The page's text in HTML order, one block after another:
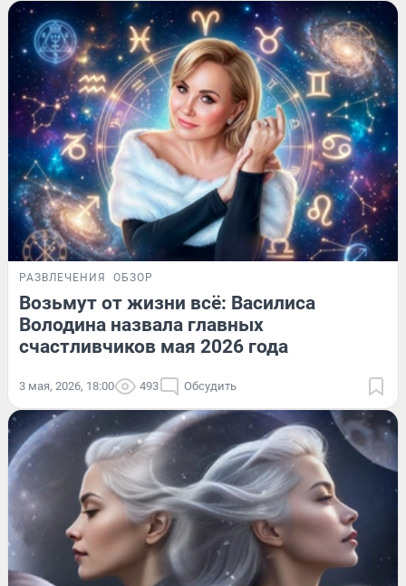
РАЗВЛЕЧЕНИЯ ОБЗОР
Возьмут от жизни всё: Василиса
Володина назвала главных
счастливчиков мая 2026 года
3 мая, 2026, 18:00 493 Обсудить